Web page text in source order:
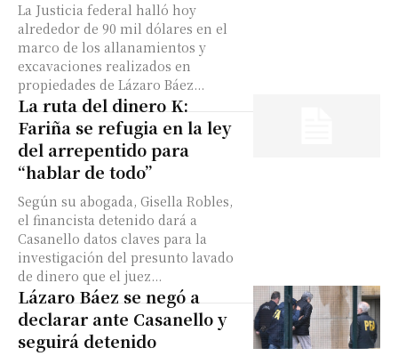
La Justicia federal halló hoy
alrededor de 90 mil dólares en el
marco de los allanamientos y
excavaciones realizados en
propiedades de Lázaro Báez...
La ruta del dinero K:
Fariña se refugia en la ley
del arrepentido para
“hablar de todo”
Según su abogada, Gisella Robles,
el financista detenido dará a
Casanello datos claves para la
investigación del presunto lavado
de dinero que el juez...
Lázaro Báez se negó a
declarar ante Casanello y
seguirá detenido